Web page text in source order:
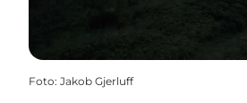
Foto: Jakob Gjerluff